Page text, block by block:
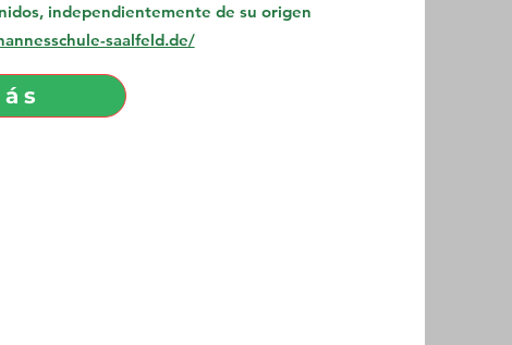
independientemente de su origen
saalfeld.de/